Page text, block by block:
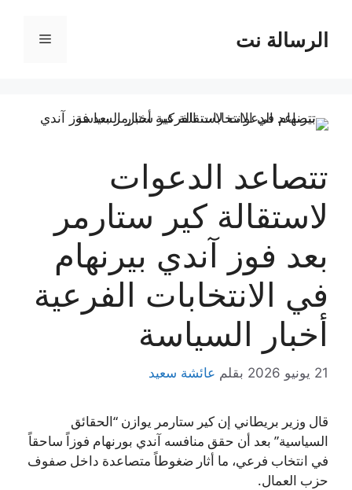
المحتوىالرسالة نت القائمة
تتصاعد الدعوات
لاستقالة كير ستارمر
بعد فوز آندي بيرنهام
في الانتخابات الفرعية
أخبار السياسة
21 يونيو 2026 بقلم عائشة سعيد
قال وزير بريطاني إن كير ستارمر يوازن “الحقائق
السياسية” بعد أن حقق منافسه آندي بورنهام فوزاً ساحقاً
في انتخاب فرعي، ما أثار ضغوطاً متصاعدة داخل صفوف
حزب العمال.